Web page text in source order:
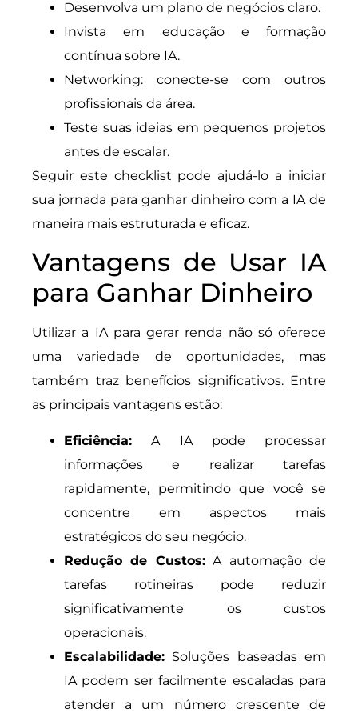
Desenvolva um plano de negócios claro.
Invista em educação e formação
contínua sobre IA.
Networking: conecte-se com outros
profissionais da área.
Teste suas ideias em pequenos projetos
antes de escalar.
Seguir este checklist pode ajudá-lo a iniciar
sua jornada para ganhar dinheiro com a IA de
maneira mais estruturada e eficaz.
Vantagens de Usar IA
para Ganhar Dinheiro
Utilizar a IA para gerar renda não só oferece
uma variedade de oportunidades, mas
também traz benefícios significativos. Entre
as principais vantagens estão:
Eficiência: A IA pode processar
informações e realizar tarefas
rapidamente, permitindo que você se
concentre em aspectos mais
estratégicos do seu negócio.
Redução de Custos:A automação de
tarefas rotineiras pode reduzir
significativamente os custos
operacionais.
Escalabilidade: Soluções baseadas em
IA podem ser facilmente escaladas para
atender a um número crescente de